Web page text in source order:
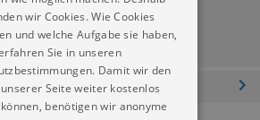
und Pfarrwitwen
- Haus der Kirche
wir Cookies. Wie Cookies
und welche Aufgabe sie haben,
Sie in unseren
Damit wir den
Seite weiter kostenlos
benötigen wir anonyme